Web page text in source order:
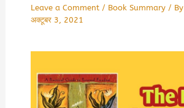
Leave a Comment / Book Summary/ By
अक्टूबर 3, 2021